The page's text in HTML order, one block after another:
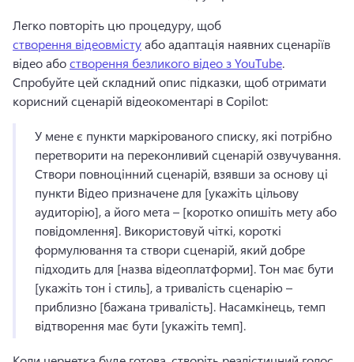
Легко повторіть цю процедуру, щоб
створення відеовмісту або адаптація наявних сценаріїв
відео або створення безликого відео з YouTube
Спробуйте цей складний опис підказки, щоб отримати
корисний сценарій відеокоментарі в Copilot:
У мене є пункти маркірованого списку, які потрібно
Створи повноцінний сценарій, взявши за основу ці
пункти Відео призначене для [укажіть цільову
аудиторію], а його мета – [коротко опишіть мету або
повідомлення]. Використовуй чіткі, короткі
формулювання та створи сценарій, який добре
підходить для [назва відеоплатформи]. Тон має бути
[укажіть тон і стиль], а тривалість сценарію –
приблизно [бажана тривалість]. Насамкінець, темп
відтворення має бути [укажіть темп].